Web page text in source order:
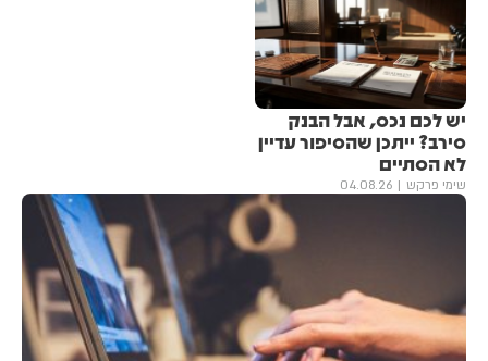
יש לכם נכס, אבל הבנק
סירב? ייתכן שהסיפור עדיין
לא הסתיים
שימי פרקש 04.08.26